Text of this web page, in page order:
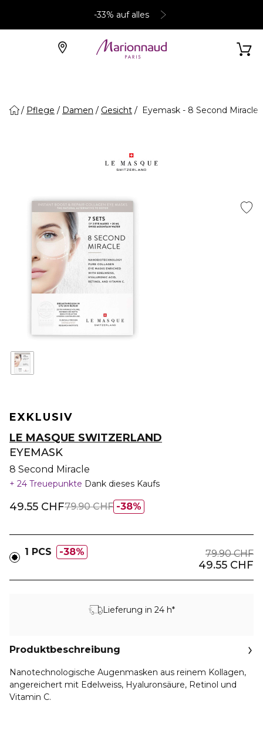
-33% auf alles
Pflege Damen Gesicht Eyemask - 8 Second Miracle
EXKLUSIV
LE MASQUE SWITZERLAND
EYEMASK
8 Second Miracle
24 Treuepunkte Dank dieses Kaufs
38%
49.55 CHF79.90 CHF
1 PCS 38% 79.90 CHF
49.55 CHF
Lieferung in 24 h*
Produktbeschreibung
Nanotechnologische Augenmasken aus reinem Kollagen,
angereichert mit Edelweiss, Hyaluronsäure, Retinol und
Vitamin C.